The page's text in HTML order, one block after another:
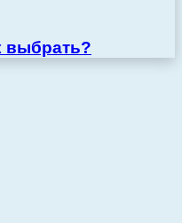
выбрать?